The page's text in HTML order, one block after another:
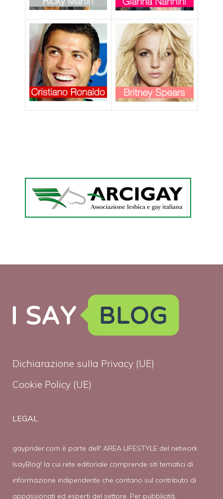
Dichiarazione sulla Privacy (UE)
Cookie Policy (UE)
LEGAL
gayprider.com è parte dell' AREA LIFESTYLE del network
IsayBlog! la cui rete editoriale comprende siti tematici di
informazione indipendente che contano sul contributo di
appassionati ed esperti del settore. Per pubblicità,